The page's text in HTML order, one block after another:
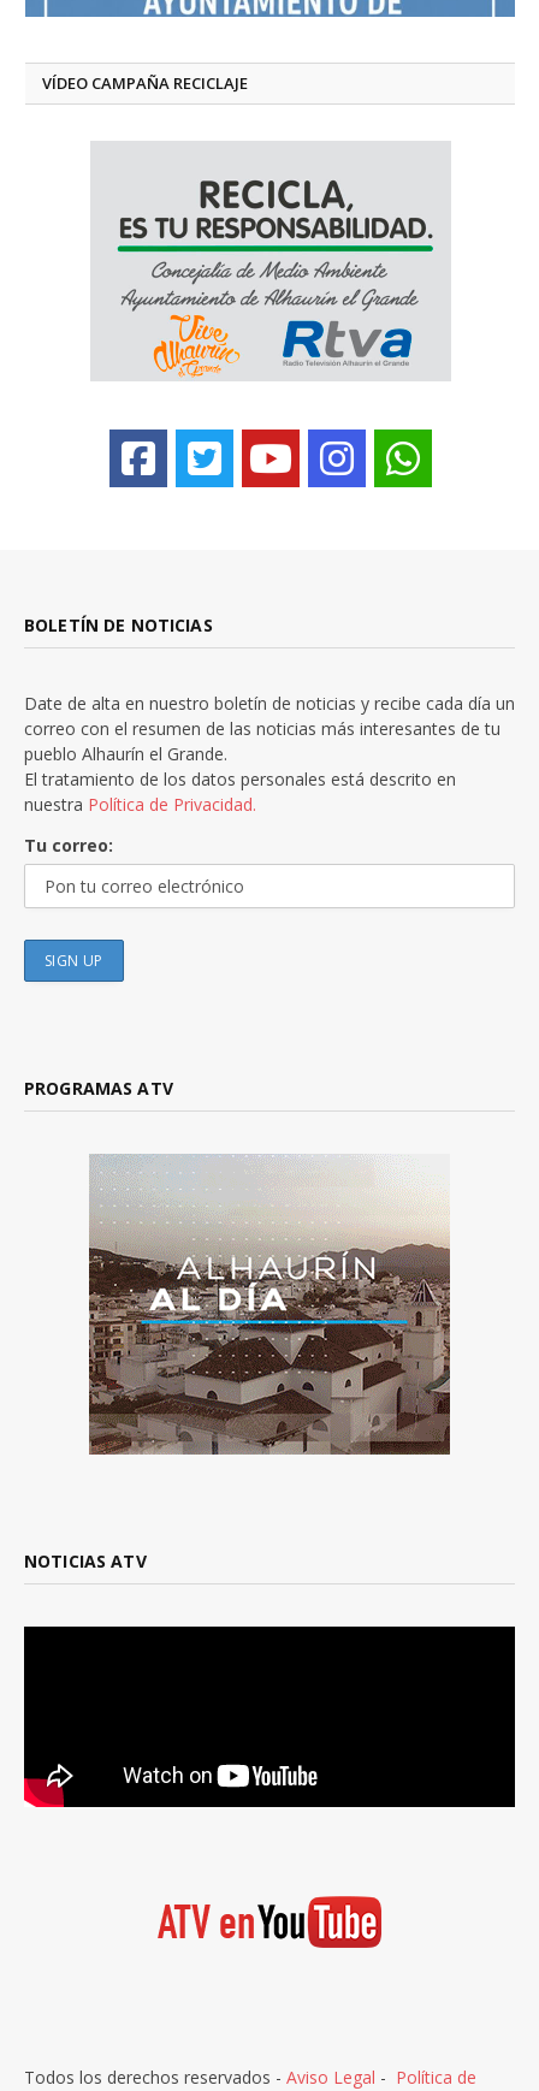
VÍDEO CAMPAÑA RECICLAJE
BOLETÍN DE NOTICIAS
Date de alta en nuestro boletín de noticias y recibe cada día un
correo con el resumen de las noticias más interesantes de tu
pueblo Alhaurín el Grande.
El tratamiento de los datos personales está descrito en
nuestra Política de Privacidad.
Tu correo:
PROGRAMAS ATV
NOTICIAS ATV
Todos los derechos reservados - Aviso Legal - Política de